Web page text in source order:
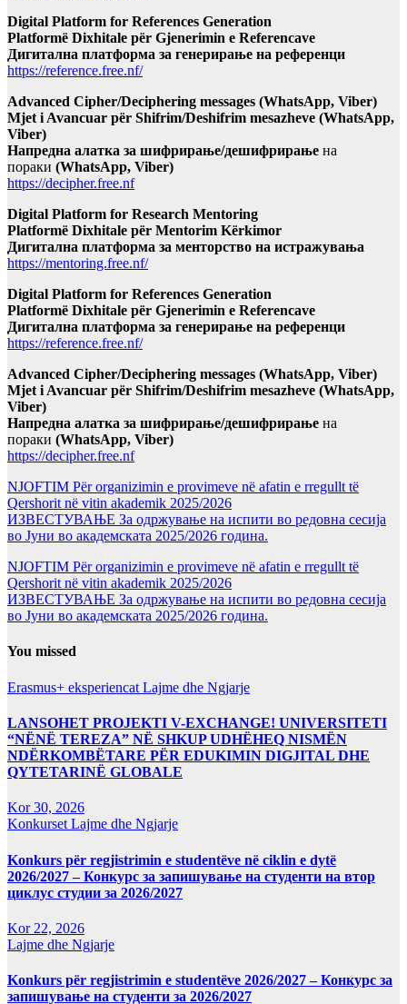
Digital Platform for References Generation
Platformë Dixhitale për Gjenerimin e Referencave
Дигитална платформа за генерирање на референци
https://reference.free.nf/
Advanced Cipher/Deciphering messages (WhatsApp, Viber)
Mjet i Avancuar për Shifrim/Deshifrim mesazheve (WhatsApp,
Viber)
Напредна алатка за шифрирање/дешифрирање на
пораки (WhatsApp, Viber)
https://decipher.free.nf
Digital Platform for Research Mentoring
Platformë Dixhitale për Mentorim Kërkimor
Дигитална платформа за менторство на истражувања
https://mentoring.free.nf/
Digital Platform for References Generation
Platformë Dixhitale për Gjenerimin e Referencave
Дигитална платформа за генерирање на референци
https://reference.free.nf/
Advanced Cipher/Deciphering messages (WhatsApp, Viber)
Mjet i Avancuar për Shifrim/Deshifrim mesazheve (WhatsApp,
Viber)
Напредна алатка за шифрирање/дешифрирање на
пораки (WhatsApp, Viber)
https://decipher.free.nf
NJOFTIM Për organizimin e provimeve në afatin e rregullt të
Qershorit në vitin akademik 2025/2026
ИЗВЕСТУВАЊЕ За одржување на испити во редовна сесија
во Јуни во академската 2025/2026 година.
NJOFTIM Për organizimin e provimeve në afatin e rregullt të
Qershorit në vitin akademik 2025/2026
ИЗВЕСТУВАЊЕ За одржување на испити во редовна сесија
во Јуни во академската 2025/2026 година.
You missed
Erasmus+ eksperiencat Lajme dhe Ngjarje
LANSOHET PROJEKTI V-EXCHANGE! UNIVERSITETI
“NËNË TEREZA” NË SHKUP UDHËHEQ NISMËN
NDËRKOMBËTARE PËR EDUKIMIN DIGJITAL DHE
QYTETARINË GLOBALE
Kor 30, 2026
Konkurset Lajme dhe Ngjarje
Konkurs për regjistrimin e studentëve në ciklin e dytë
2026/2027 – Конкурс за запишување на студенти на втор
циклус студии за 2026/2027
Kor 22, 2026
Lajme dhe Ngjarje
Konkurs për regjistrimin e studentëve 2026/2027 – Конкурс за
запишување на студенти за 2026/2027